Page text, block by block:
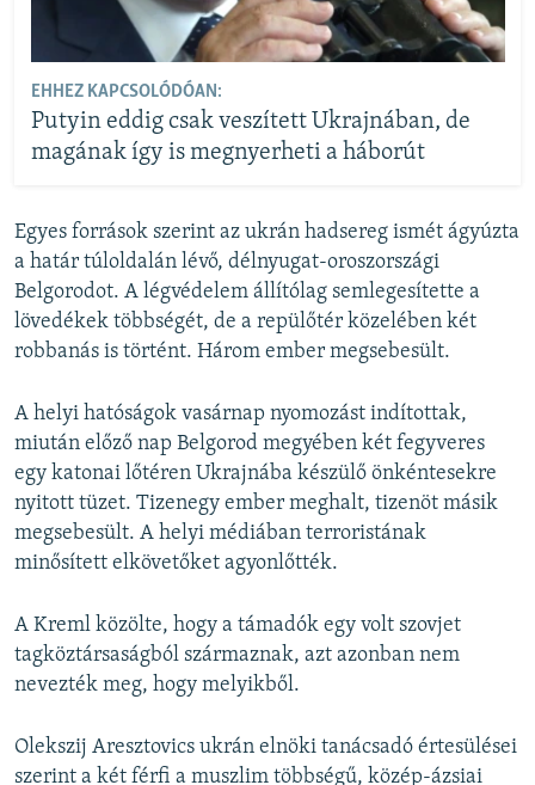
EHHEZ KAPCSOLÓDÓAN:
Putyin eddig csak veszített Ukrajnában, de
magának így is megnyerheti a háborút
Egyes források szerint az ukrán hadsereg ismét ágyúzta
a határ túloldalán lévő, délnyugat-oroszországi
Belgorodot. A légvédelem állítólag semlegesítette a
lövedékek többségét, de a repülőtér közelében két
robbanás is történt. Három ember megsebesült.
A helyi hatóságok vasárnap nyomozást indítottak,
miután előző nap Belgorod megyében két fegyveres
egy katonai lőtéren Ukrajnába készülő önkéntesekre
nyitott tüzet. Tizenegy ember meghalt, tizenöt másik
megsebesült. A helyi médiában terroristának
minősített elkövetőket agyonlőtték.
A Kreml közölte, hogy a támadók egy volt szovjet
tagköztársaságból származnak, azt azonban nem
nevezték meg, hogy melyikből.
Olekszij Aresztovics ukrán elnöki tanácsadó értesülései
szerint a két férfi a muszlim többségű, közép-ázsiai